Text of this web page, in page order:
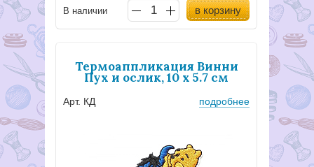
В наличии в корзину
Термоаппликация Винни
Пух и ослик, 10 х 5.7 см
Арт. КД подробнее